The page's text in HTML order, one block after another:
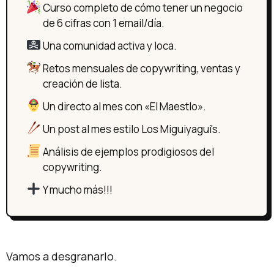
Curso completo de cómo tener un negocio
de 6 cifras con 1 email/día.
Una comunidad activa y loca.
Retos mensuales de copywriting, ventas y
creación de lista.
Un directo al mes con «El Maestlo».
Un post al mes estilo Los Miguiyagui's.
Análisis de ejemplos prodigiosos del
copywriting.
Y mucho más!!!
Vamos a desgranarlo.